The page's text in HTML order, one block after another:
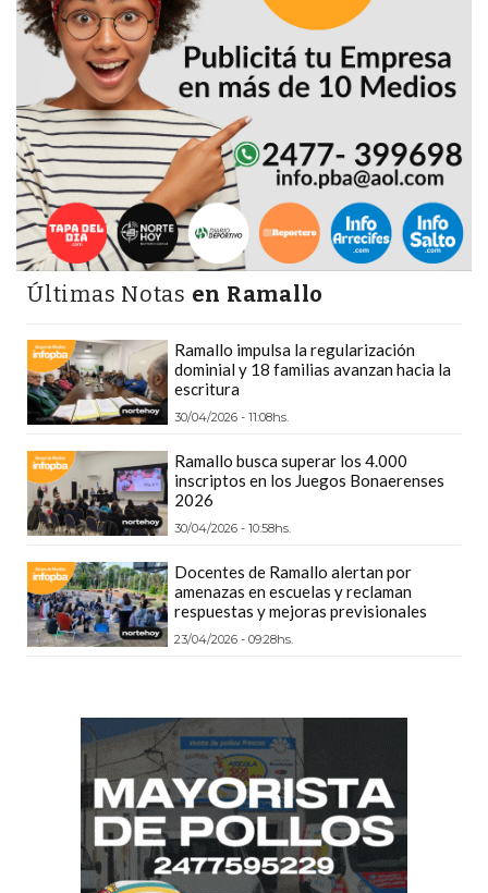
PLATAFORMAS
DE
VENTA
POR
WHATSAPP
CÓMO
RECIBIR
PEDIDOS
DE
COMIDA
POR
LA
GUÍA
DEFINITIVA
RESTAURANTES
Y
DELIVERIES
CREAR
UNA
TIENDA
ONLINE:
PLATAFORMA?
CHANGUITO.COM.AR,
TIENDA
Últimas Notas en Ramallo
Ramallo impulsa la regularización
dominial y 18 familias avanzan hacia la
escritura
30/04/2026 - 11:08hs.
Ramallo busca superar los 4.000
inscriptos en los Juegos Bonaerenses
2026
30/04/2026 - 10:58hs.
Docentes de Ramallo alertan por
amenazas en escuelas y reclaman
respuestas y mejoras previsionales
23/04/2026 - 09:28hs.